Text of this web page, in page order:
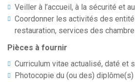
Veiller à l’accueil, à la sécurité et
Coordonner les activités des
restauration, services des
Pièces à fournir
Curriculum vitae actualisé, daté et
Photocopie du (ou des)